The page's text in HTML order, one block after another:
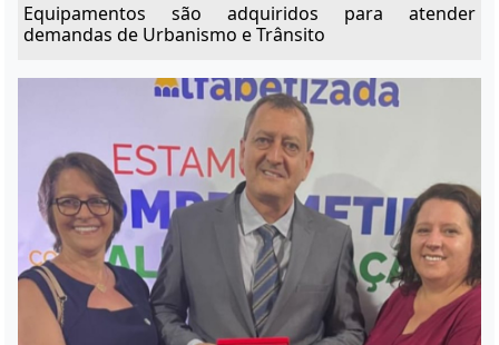
Equipamentos são adquiridos para atender
demandas de Urbanismo e Trânsito